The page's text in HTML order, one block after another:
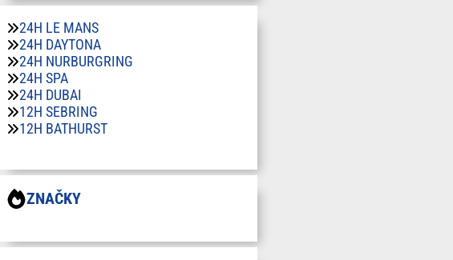
24H LE MANS
24H DAYTONA
24H NURBURGRING
24H SPA
24H DUBAI
12H SEBRING
12H BATHURST
ZNAČKY